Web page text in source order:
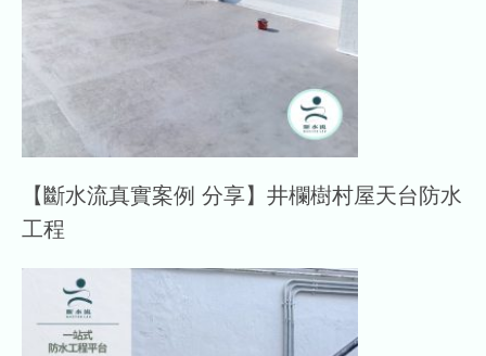
【斷水流真實案例 分享】井欄樹村屋天台防水
工程